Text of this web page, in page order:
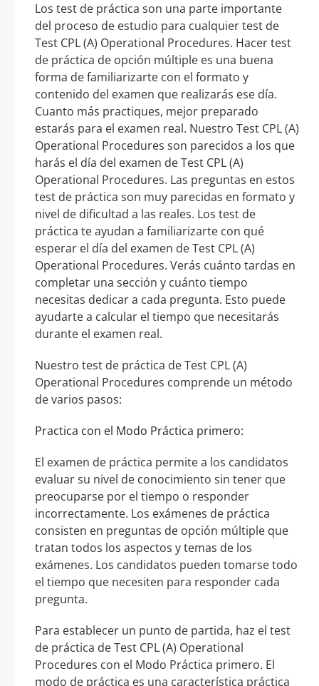
Los test de práctica son una parte importante
del proceso de estudio para cualquier test de
Test CPL (A) Operational Procedures. Hacer test
de práctica de opción múltiple es una buena
forma de familiarizarte con el formato y
contenido del examen que realizarás ese día.
Cuanto más practiques, mejor preparado
estarás para el examen real. Nuestro Test CPL (A)
Operational Procedures son parecidos a los que
harás el día del examen de Test CPL (A)
Operational Procedures. Las preguntas en estos
test de práctica son muy parecidas en formato y
nivel de dificultad a las reales. Los test de
práctica te ayudan a familiarizarte con qué
esperar el día del examen de Test CPL (A)
Operational Procedures. Verás cuánto tardas en
completar una sección y cuánto tiempo
necesitas dedicar a cada pregunta. Esto puede
ayudarte a calcular el tiempo que necesitarás
durante el examen real.
Nuestro test de práctica de Test CPL (A)
Operational Procedures comprende un método
de varios pasos:
Practica con el Modo Práctica primero:
El examen de práctica permite a los candidatos
evaluar su nivel de conocimiento sin tener que
preocuparse por el tiempo o responder
incorrectamente. Los exámenes de práctica
consisten en preguntas de opción múltiple que
tratan todos los aspectos y temas de los
exámenes. Los candidatos pueden tomarse todo
el tiempo que necesiten para responder cada
pregunta.
Para establecer un punto de partida, haz el test
de práctica de Test CPL (A) Operational
Procedures con el Modo Práctica primero. El
modo de práctica es una característica práctica